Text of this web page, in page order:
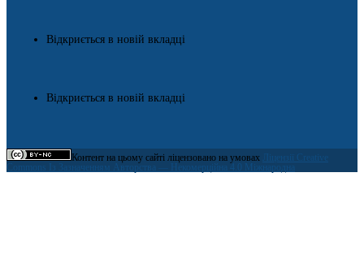
Відкриється в новій вкладці
Відкриється в новій вкладці
Контент на цьому сайті ліцензовано на умовах
Ліцензії Creative
Commons Із Зазначенням Авторства — Некомерційна 4.0 Міжнародна